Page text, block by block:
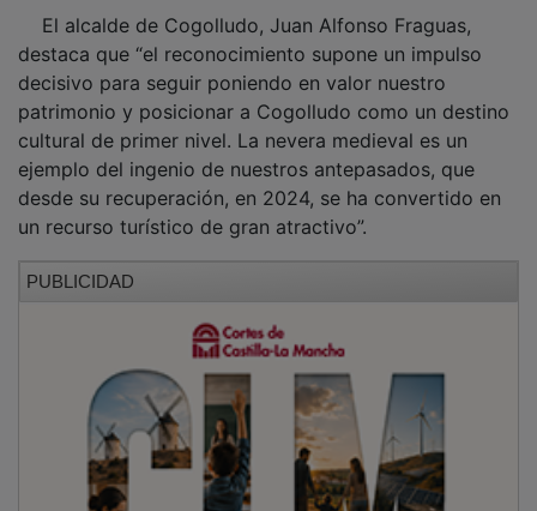
destaca que “el reconocimiento supone un impulso
decisivo para seguir poniendo en valor nuestro
patrimonio y posicionar a Cogolludo como un destino
cultural de primer nivel. La nevera medieval es un
ejemplo del ingenio de nuestros antepasados, que
desde su recuperación, en 2024, se ha convertido en
un recurso turístico de gran atractivo”.